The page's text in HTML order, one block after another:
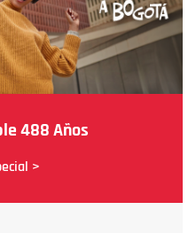
488 Años
>